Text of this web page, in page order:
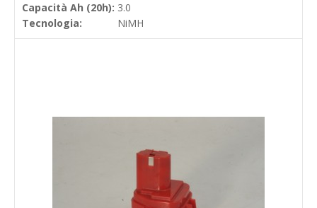
Capacità Ah (20h): 3.0
Tecnologia:
NiMH